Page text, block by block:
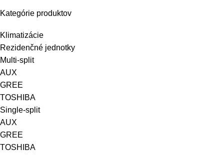
Kategórie produktov
Klimatizácie
Rezidenčné jednotky
Multi-split
AUX
GREE
TOSHIBA
Single-split
AUX
GREE
TOSHIBA